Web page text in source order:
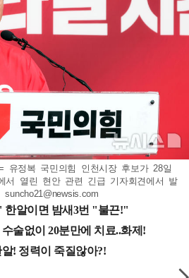
유정복 국민의힘 인천시장 후보가 28일
서 열린 현안 관련 긴급 기자회견에서 발
suncho21@newsis.com